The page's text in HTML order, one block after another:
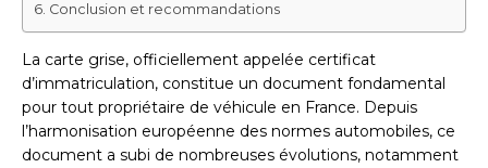
Conclusion et recommandations
La carte grise, officiellement appelée certificat
d’immatriculation, constitue un document fondamental
pour tout propriétaire de véhicule en France. Depuis
l’harmonisation européenne des normes automobiles, ce
document a subi de nombreuses évolutions, notamment